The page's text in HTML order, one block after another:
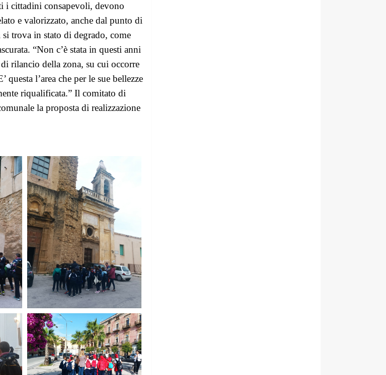
i cittadini consapevoli, devono
e valorizzato, anche dal punto di
trova in stato di degrado, come
“Non c’è stata in questi anni
rilancio della zona, su cui occorre
l’area che per le sue bellezze
riqualificata.” Il comitato di
la proposta di realizzazione